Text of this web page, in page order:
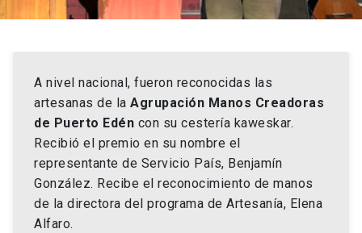
A nivel nacional, fueron reconocidas las
artesanas de la Agrupación Manos Creadoras
de Puerto Edén con su cestería kaweskar.
Recibió el premio en su nombre el
representante de Servicio País, Benjamín
González. Recibe el reconocimiento de manos
de la directora del programa de Artesanía, Elena
Alfaro.